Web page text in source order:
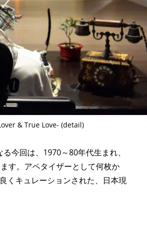
& True Love- (detail)
今回は、1970～80年代生まれ、
す。アペタイザーとして何枚か
くキュレーションされた、日本現